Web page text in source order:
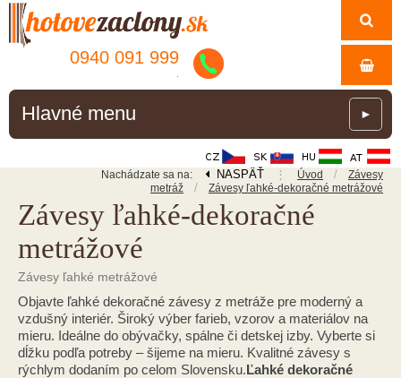
0940 091 999
Hlavné menu ►
Nachádzate sa na: NASPÄŤ ⋮ Úvod /
Závesy
metráž
/ Závesy ľahké-dekoračné metrážové
Závesy ľahké-dekoračné
metrážové
Závesy ľahké metrážové
Objavte ľahké dekoračné závesy z metráže pre moderný a
vzdušný interiér. Široký výber farieb, vzorov a materiálov na
mieru. Ideálne do obývačky, spálne či detskej izby. Vyberte si
dĺžku podľa potreby – šijeme na mieru. Kvalitné závesy s
rýchlym dodaním po celom Slovensku.Ľahké dekoračné